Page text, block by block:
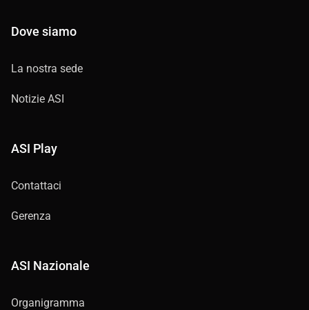
Dove siamo
La nostra sede
Notizie ASI
ASI Play
Contattaci
Gerenza
ASI Nazionale
Organigramma